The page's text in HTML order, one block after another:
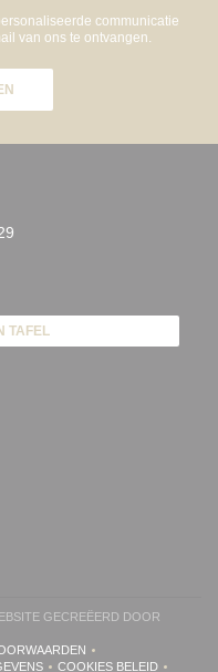
communicatie
van ons te ontvangen.
TAFEL
venster))venster))
GECREËERD DOOR
IN EEN NIEUW VENSTER))
VENSTER))
((OPENT IN EEN NIEUW VENSTER))
COOKIES BELEID